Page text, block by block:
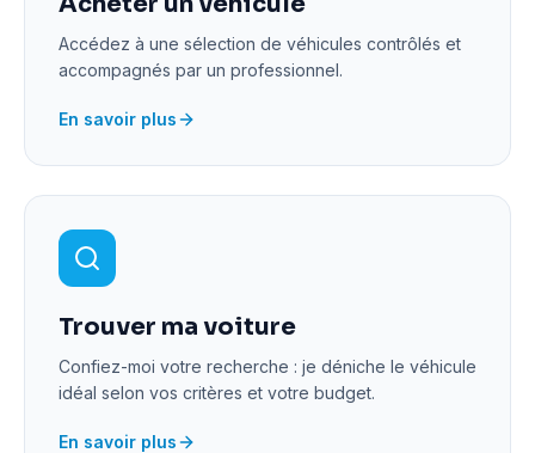
Accédez à une sélection de véhicules contrôlés et
accompagnés par un professionnel.
En savoir plus
Trouver ma voiture
Confiez-moi votre recherche : je déniche le véhicule
idéal selon vos critères et votre budget.
En savoir plus